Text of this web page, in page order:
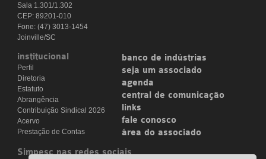
Sala 1.301/1.302
CEP: 89201-010
Fone: (47) 3013-1454
Joinville/SC
institucional
Perfil
Diretoria
Estatuto
Abrangência
Contribuição Sindical 2026
Acervo
Prestação de Contas
banco de indústrias
seja um associado
agenda
central de comunicação
links
fale conosco
área do associado
Simpesc nas redes sociais